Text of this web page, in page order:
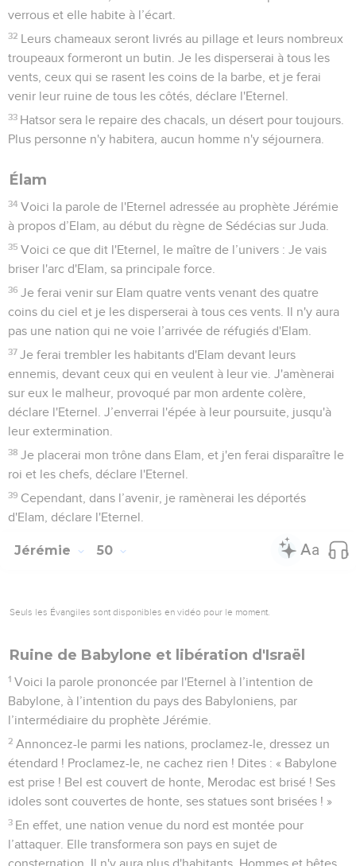
et tous ses hommes de guerre seront réduits au silence ce
jour-là, déclare l'Eternel.
31 Oui, je m’en prends à toi, orgueilleuse, déclare le
Seigneur, l'Eternel, le maître de l’univers. Ton jour est arrivé,
c’est le moment pour moi d’intervenir contre toi.
32 L'orgueilleuse trébuchera, elle tombera, et il n’y aura
personne pour la relever. Je mettrai le feu à ses villes et il
33 Voici ce que dit l'Eternel, le maître de l’univers : Les
Israélites et les Judéens sont opprimés ensemble. Tous ceux
qui les ont déportés les retiennent et refusent de les laisser
Cependant, *celui qui les rachète est puissant, lui dont le
leur cause afin de donner du repos au pays et de faire
trembler les habitants de Babylone.
Le projet du Seigneur contre Babylone
Que l'épée frappe les Babyloniens, déclare l'Eternel,
qu’elle atteigne les habitants de Babylone, ses chefs et ses
sages !
36
Que l’épée atteigne les faiseurs de prédictions et qu'ils se
conduisent comme des fous ! Que l’épée atteigne ses
guerriers et qu'ils soient terrorisés !
Que l’épée atteigne ses chevaux et ses chars ! Qu’elle
d'elle et qu’ils deviennent des femmelettes ! Que l’épée
couler ! En effet, c'est un pays rempli de sculptures sacrées
39 Voilà pourquoi les animaux du désert s'y installeront en
compagnie des chacals et les autruches y éliront domicile.
Babylone ne sera plus jamais habitée. Les générations
passeront, mais plus personne n’y résidera.
Ce sera comme lors de la catastrophe dont Dieu a frappé
Sodome et Gomorrhe ainsi que les villes voisines, déclare
l'Eternel : plus personne n’y habitera, aucun homme n’y
séjournera.
Un peuple vient du nord, une grande nation et de
nombreux rois se mettent en mouvement depuis les
extrémités de la terre.